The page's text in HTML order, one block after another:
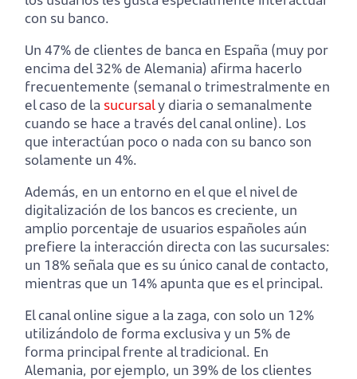
con su banco.
Un 47% de clientes de banca en España (muy por
encima del 32% de Alemania) afirma hacerlo
frecuentemente (semanal o trimestralmente en
el caso de la sucursaly diaria o semanalmente
cuando se hace a través del canal online). Los
que interactúan poco o nada con su banco son
solamente un 4%.
Además, en un entorno en el que el nivel de
digitalización de los bancos es creciente, un
amplio porcentaje de usuarios españoles aún
prefiere la interacción directa con las sucursales:
un 18% señala que es su único canal de contacto,
mientras que un 14% apunta que es el principal.
El canal online sigue a la zaga, con solo un 12%
utilizándolo de forma exclusiva y un 5% de
forma principal frente al tradicional. En
Alemania, por ejemplo, un 39% de los clientes